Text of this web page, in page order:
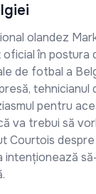
olandez
în postura
de fotbal a
tehnicianul
pentru
va trebui să
Courtois